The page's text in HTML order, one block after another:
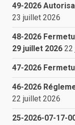
49-2026
23 juillet 2026
48-2026
29 juillet 2026 22
47-2026
46-2026
22 juillet 2026
25-2026-07-17-